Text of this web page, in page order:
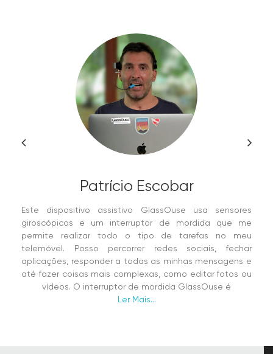
Patrício Escobar
Este dispositivo assistivo GlassOuse usa sensores
giroscópicos e um interruptor de mordida que me
permite realizar todo o tipo de tarefas no meu
telemóvel. Posso percorrer redes sociais, fechar
aplicações, responder a todas as minhas mensagens e
até fazer coisas mais complexas, como editar fotos ou
vídeos. O interruptor de mordida GlassOuse é
Ler Mais...